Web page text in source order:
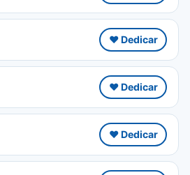
❤️ Dedicar
❤️ Dedicar
❤️ Dedicar